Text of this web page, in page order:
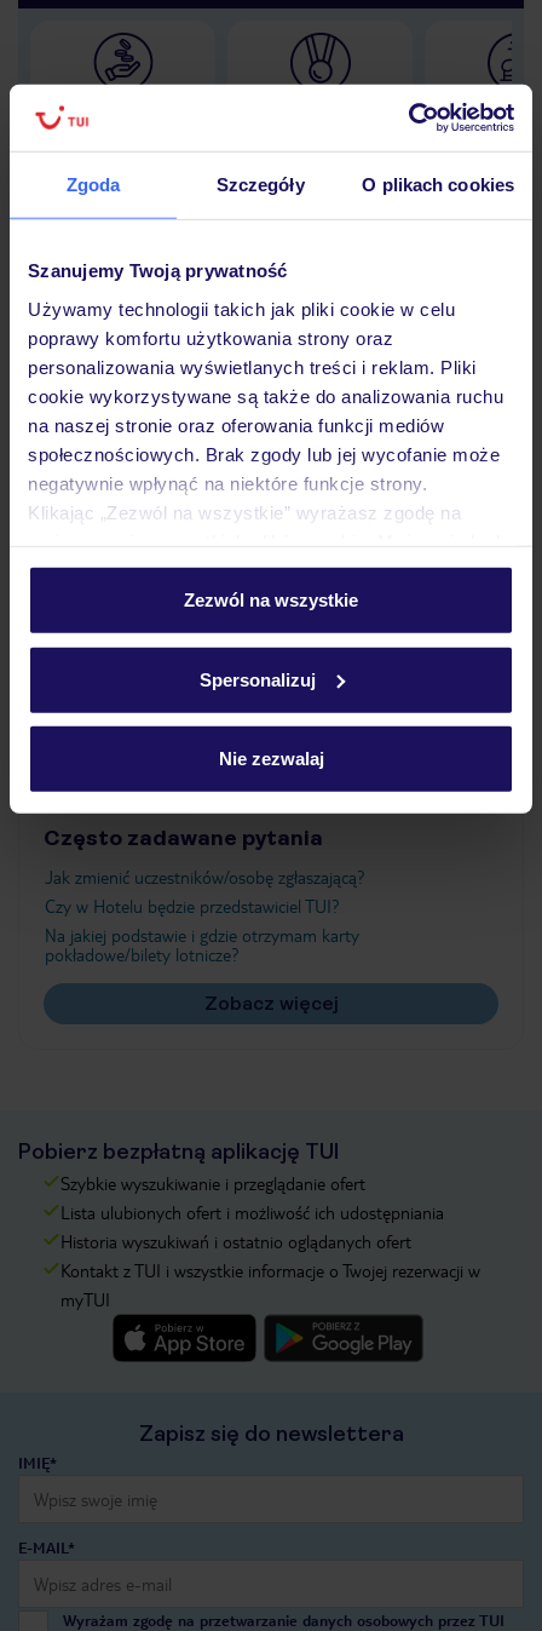
Zgoda Szczegóły O plikach cookies
Szanujemy Twoją prywatność
Używamy technologii takich jak pliki cookie w celu
poprawy komfortu użytkowania strony oraz
personalizowania wyświetlanych treści i reklam. Pliki
cookie wykorzystywane są także do analizowania ruchu
na naszej stronie oraz oferowania funkcji mediów
społecznościowych. Brak zgody lub jej wycofanie może
negatywnie wpłynąć na niektóre funkcje strony.
Klikając „Zezwól na wszystkie” wyrażasz zgodę na
personalizować swój wybór wchodząc w zakładkę
Szczegółowe informacje o plikach cookie znajdziesz
Zezwól na wszystkie
Spersonalizuj
Nie zezwalaj
Lider niskich cen 30 lat w
Hotel
Opinie
Pokoje
Atrakcje
Ważne informacje
Często zadawane pytania
Jak zmienić uczestników/osobę zgłaszającą?
Czy w Hotelu będzie przedstawiciel TUI?
Na jakiej podstawie i gdzie otrzymam karty
pokładowe/bilety lotnicze?
Zobacz więcej
Pobierz bezpłatną aplikację TUI
Szybkie wyszukiwanie i przeglądanie ofert
Lista ulubionych ofert i możliwość ich udostępniania
Historia wyszukiwań i ostatnio oglądanych ofert
Kontakt z TUI i wszystkie informacje o Twojej rezerwacji w
myTUI
Zapisz się do newslettera
IMIĘ*
E-MAIL*
Wyrażam zgodę na przetwarzanie danych osobowych przez TUI